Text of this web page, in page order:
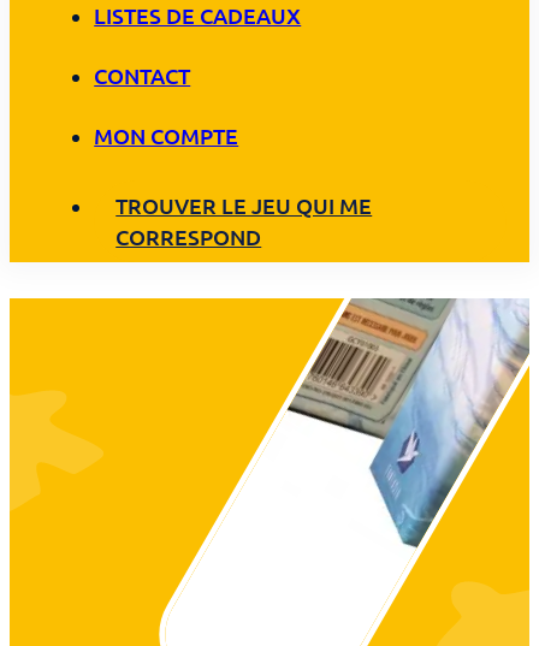
LISTES DE CADEAUX
CONTACT
MON COMPTE
TROUVER LE JEU QUI ME
CORRESPOND